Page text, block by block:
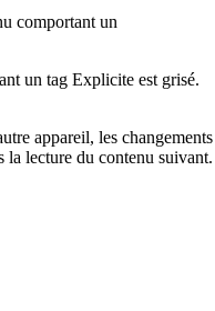
comportant un
un tag Explicite est grisé.
appareil, les changements
la lecture du contenu suivant.